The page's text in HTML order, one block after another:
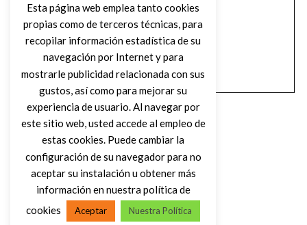
VOLVER AL INICIO
Esta página web emplea tanto cookies
propias como de terceros técnicas, para
recopilar información estadística de su
navegación por Internet y para
mostrarle publicidad relacionada con sus
gustos, así como para mejorar su
experiencia de usuario. Al navegar por
este sitio web, usted accede al empleo de
estas cookies. Puede cambiar la
configuración de su navegador para no
aceptar su instalación u obtener más
información en nuestra política de
cookies
Aceptar Nuestra Política